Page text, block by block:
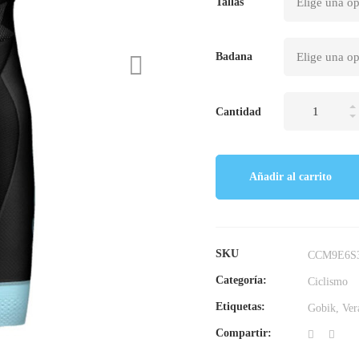
Badana
Cantidad
Añadir al carrito
SKU
Categoría: Ciclismo
Etiquetas: Gobik,
Compartir: